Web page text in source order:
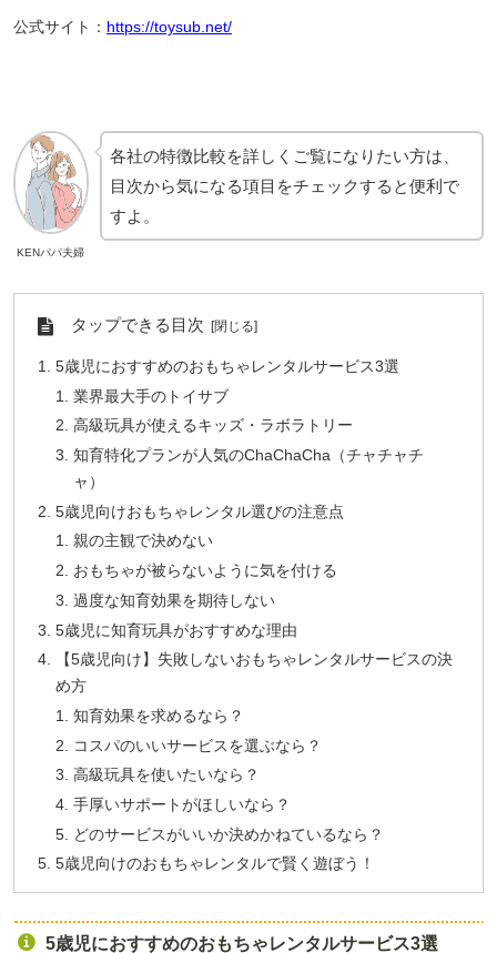
公式サイト： https://toysub.net/
KENパパ夫婦
各社の特徴比較を詳しくご覧になりたい方は、
目次から気になる項目をチェックすると便利で
すよ。
タップできる目次
5歳児におすすめのおもちゃレンタルサービス3選
業界最大手のトイサブ
高級玩具が使えるキッズ・ラボラトリー
知育特化プランが人気のChaChaCha（チャチャチ
ャ）
5歳児向けおもちゃレンタル選びの注意点
親の主観で決めない
おもちゃが被らないように気を付ける
過度な知育効果を期待しない
5歳児に知育玩具がおすすめな理由
【5歳児向け】失敗しないおもちゃレンタルサービスの決
め方
知育効果を求めるなら？
コスパのいいサービスを選ぶなら？
高級玩具を使いたいなら？
手厚いサポートがほしいなら？
どのサービスがいいか決めかねているなら？
5歳児向けのおもちゃレンタルで賢く遊ぼう！
5歳児におすすめのおもちゃレンタルサービス3選